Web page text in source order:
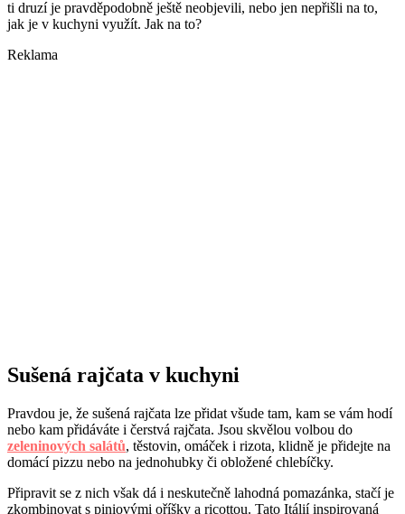
ti druzí je pravděpodobně ještě neobjevili, nebo jen nepřišli na to,
jak je v kuchyni využít. Jak na to?
Reklama
Sušená rajčata v kuchyni
Pravdou je, že sušená rajčata lze přidat všude tam, kam se vám hodí
nebo kam přidáváte i čerstvá rajčata. Jsou skvělou volbou do
zeleninových salátů, těstovin, omáček i rizota, klidně je přidejte na
domácí pizzu nebo na jednohubky či obložené chlebíčky.
Připravit se z nich však dá i neskutečně lahodná pomazánka, stačí je
zkombinovat s piniovými oříšky a ricottou. Tato Itálií inspirovaná